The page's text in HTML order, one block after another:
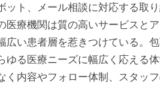
ット、メール相談に対応する取
医療機関は質の高いサービスと
広い患者層を惹きつけている。
ゆる医療ニーズに幅広く応える
く内容やフォロー体制、スタッ